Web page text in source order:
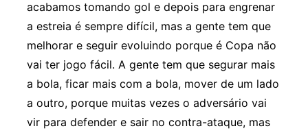
acabamos tomando gol e depois para engrenar
a estreia é sempre difícil, mas a gente tem que
melhorar e seguir evoluindo porque é Copa não
vai ter jogo fácil. A gente tem que segurar mais
a bola, ficar mais com a bola, mover de um lado
a outro, porque muitas vezes o adversário vai
vir para defender e sair no contra-ataque, mas